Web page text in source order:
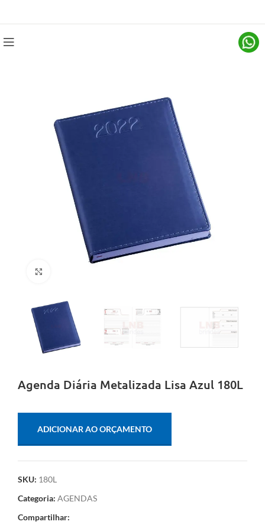
Agenda Diária Metalizada Lisa Azul 180L
ADICIONAR AO ORÇAMENTO
SKU: 180L
Categoria: AGENDAS
Compartilhar: